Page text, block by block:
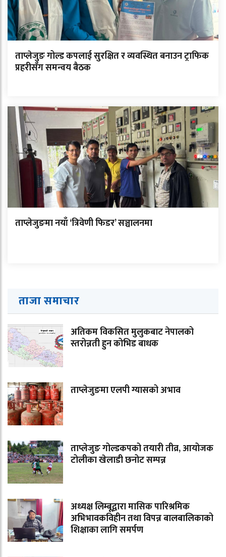
ताप्लेजुङ गोल्ड कपलाई सुरक्षित र व्यवस्थित बनाउन ट्राफिक
प्रहरीसँग समन्वय बैठक
ताप्लेजुङमा नयाँ ‘त्रिवेणी फिडर’ सञ्चालनमा
ताजा समाचार
अतिकम विकसित मुलुकबाट नेपालको
स्तरोन्नती हुन कोभिड बाधक
ताप्लेजुङमा एलपी ग्यासको अभाव
ताप्लेजुङ गोल्डकपको तयारी तीव्र, आयोजक
टोलीका खेलाडी छनोट सम्पन्न
अध्यक्ष लिम्बूद्वारा मासिक पारिश्रमिक
अभिभावकविहीन तथा विपन्न बालबालिकाको
शिक्षाका लागि समर्पण